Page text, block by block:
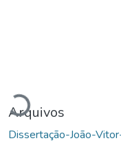
Arquivos
Dissertação-João-